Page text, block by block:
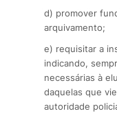
d) promover
arquivamento;
e) requisitar a
indicando,
necessárias à
daquelas que
autoridade